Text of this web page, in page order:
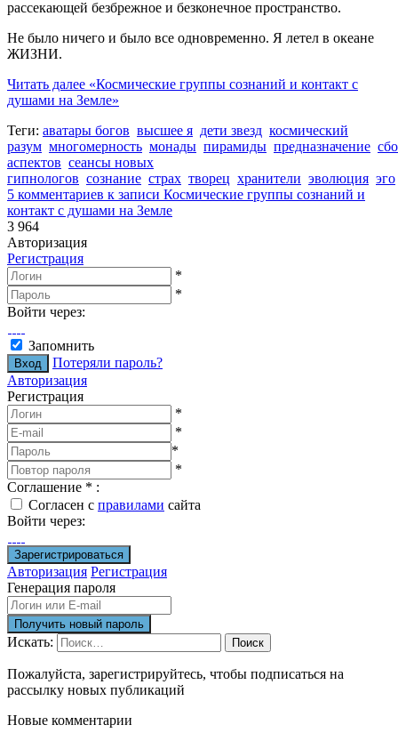
рассекающей безбрежное и безконечное пространство.
Не было ничего и было все одновременно. Я летел в океане
ЖИЗНИ.
Читать далее «Космические группы сознаний и контакт с
душами на Земле»
Теги: аватары богов высшее я дети звезд космический
разум многомерность монады пирамиды предназначение
аспектов сеансы новых
гипнологов сознание страх творец хранители эволюция эго
5 комментариев к записи Космические группы сознаний и
контакт с душами на Земле
3 964
Авторизация
Регистрация
*
*
Войти через:
Запомнить
Потеряли пароль?
Авторизация
Регистрация
*
*
*
*
Соглашение * :
Согласен с правилами сайта
Войти через:
Авторизация Регистрация
Генерация пароля
Искать: Поиск
Пожалуйста, зарегистрируйтесь, чтобы подписаться на
рассылку новых публикаций
Новые комментарии